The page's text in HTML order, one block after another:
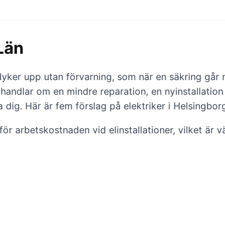
upp utan förvarning, som när en säkring
om en mindre reparation, en
Här är fem förslag på elektriker i
arbetskostnaden vid elinstallationer, vilket